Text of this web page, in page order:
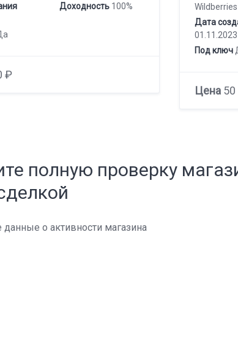
Доходность 100%
₽
Wildberries
Дата
01.11.2023
Под ключ
Цена50
полную проверку
данные о активности магазина